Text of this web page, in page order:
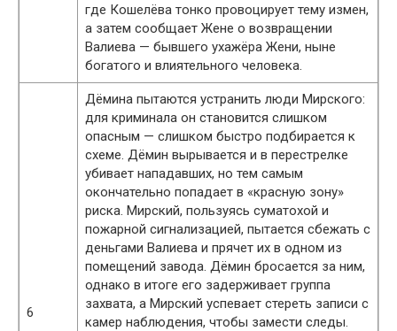
где Кошелёва тонко провоцирует тему измен,
а затем сообщает Жене о возвращении
Валиева — бывшего ухажёра Жени, ныне
богатого и влиятельного человека.
6
Дёмина пытаются устранить люди Мирского:
для криминала он становится слишком
опасным — слишком быстро подбирается к
схеме. Дёмин вырывается и в перестрелке
убивает нападавших, но тем самым
окончательно попадает в «красную зону»
риска. Мирский, пользуясь суматохой и
пожарной сигнализацией, пытается сбежать с
деньгами Валиева и прячет их в одном из
помещений завода. Дёмин бросается за ним,
однако в итоге его задерживает группа
захвата, а Мирский успевает стереть записи с
камер наблюдения, чтобы замести следы.